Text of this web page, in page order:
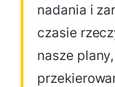
nadania i
czasie
nasze